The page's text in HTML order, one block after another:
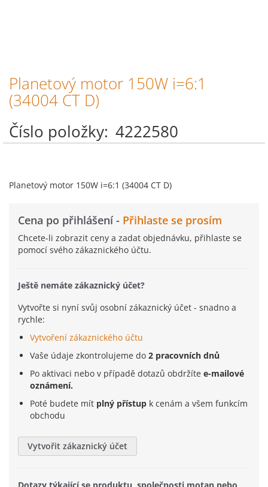
Přeskočit
na
začátek
s
obrázky
Planetový motor 150W i=6:1
(34004 CT D)
Číslo položky 4222580
Planetový motor 150W i=6:1 (34004 CT D)
Cena po přihlášení - Přihlaste se prosím
Chcete-li zobrazit ceny a zadat objednávku, přihlaste se
pomocí svého zákaznického účtu.
Ještě nemáte zákaznický účet?
Vytvořte si nyní svůj osobní zákaznický účet - snadno a
rychle:
Vytvoření zákaznického účtu
Vaše údaje zkontrolujeme do 2 pracovních dnů
Po aktivaci nebo v případě dotazů obdržíte e-mailové
oznámení.
Poté budete mít plný přístup k cenám a všem funkcím
obchodu
Vytvořit zákaznický účet